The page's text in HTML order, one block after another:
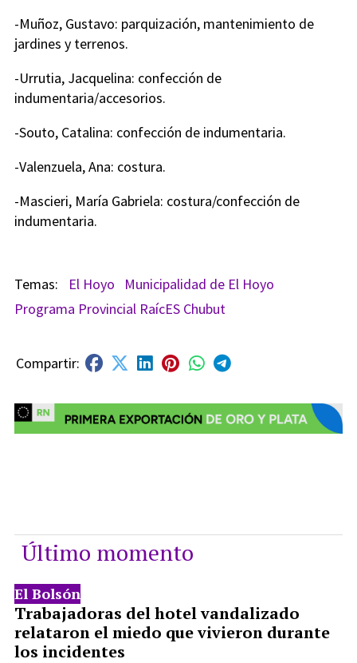
-Muñoz, Gustavo: parquización, mantenimiento de
jardines y terrenos.
-Urrutia, Jacquelina: confección de
indumentaria/accesorios.
-Souto, Catalina: confección de indumentaria.
-Valenzuela, Ana: costura.
-Mascieri, María Gabriela: costura/confección de
indumentaria.
El Hoyo
Municipalidad de El Hoyo
Programa Provincial RaícES Chubut
Último momento
Trabajadoras del hotel vandalizado
relataron el miedo que vivieron durante
los incidentes
El Bolsón